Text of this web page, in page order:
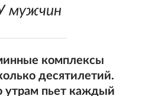
мужчин
комплексы
десятилетий.
утрам пьет каждый